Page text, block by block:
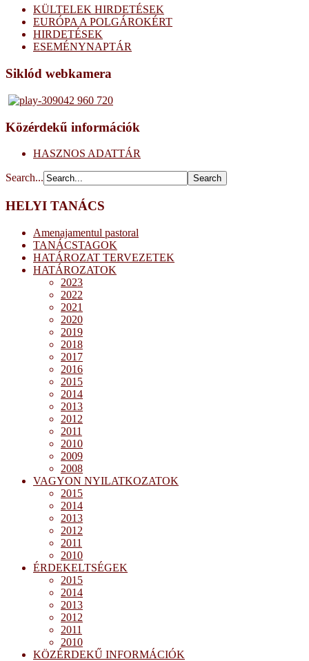
KÜLTELEK HIRDETÉSEK
EURÓPA A POLGÁROKÉRT
HIRDETÉSEK
ESEMÉNYNAPTÁR
Siklód webkamera
Közérdekű információk
HASZNOS ADATTÁR
Search...
HELYI TANÁCS
Amenajamentul pastoral
TANÁCSTAGOK
HATÁROZAT TERVEZETEK
HATÁROZATOK
2023
2022
2021
2020
2019
2018
2017
2016
2015
2014
2013
2012
2011
2010
2009
2008
VAGYON NYILATKOZATOK
2015
2014
2013
2012
2011
2010
ÉRDEKELTSÉGEK
2015
2014
2013
2012
2011
2010
KÖZÉRDEKŰ INFORMÁCIÓK